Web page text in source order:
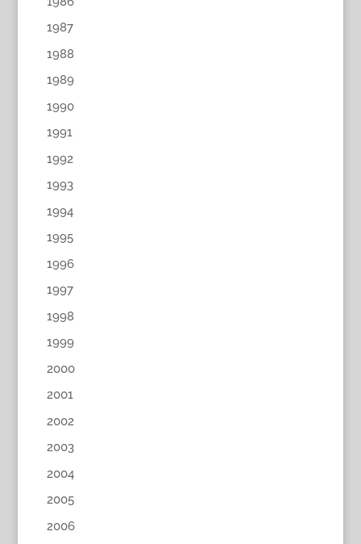
1987
1988
1989
1990
1991
1992
1993
1994
1995
1996
1997
1998
1999
2000
2001
2002
2003
2004
2005
2006